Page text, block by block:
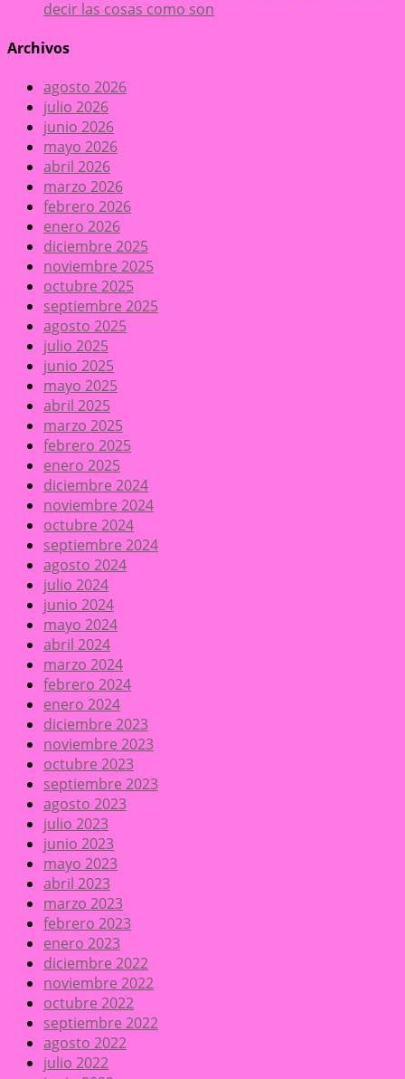
decir las cosas como son
Archivos
agosto 2026
julio 2026
junio 2026
mayo 2026
abril 2026
marzo 2026
febrero 2026
enero 2026
diciembre 2025
noviembre 2025
octubre 2025
septiembre 2025
agosto 2025
julio 2025
junio 2025
mayo 2025
abril 2025
marzo 2025
febrero 2025
enero 2025
diciembre 2024
noviembre 2024
octubre 2024
septiembre 2024
agosto 2024
julio 2024
junio 2024
mayo 2024
abril 2024
marzo 2024
febrero 2024
enero 2024
diciembre 2023
noviembre 2023
octubre 2023
septiembre 2023
agosto 2023
julio 2023
junio 2023
mayo 2023
abril 2023
marzo 2023
febrero 2023
enero 2023
diciembre 2022
noviembre 2022
octubre 2022
septiembre 2022
agosto 2022
julio 2022